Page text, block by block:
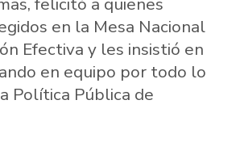
en la Mesa Nacional
Efectiva y les insistió en
en equipo por todo lo
Política Pública de